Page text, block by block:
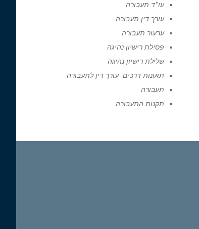
עו"ד תעבורה
עורך דין תעבורה
ערעור תעבורה
פסילת רישיון נהיגה
שלילת רישיון נהיגה
תאונות דרכים -עורך דין לתעבורה
תעבורה
תקנות התעבורה